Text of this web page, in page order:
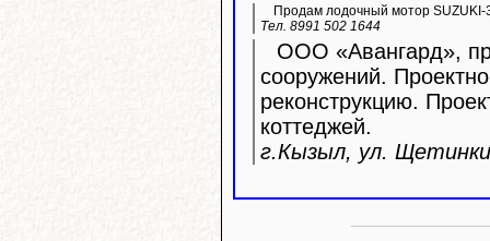
Продам лодочный мотор SUZUKI-
Тел. 8991 502 1644
ООО «Авангард»,
сооружений.
реконструкцию.
коттеджей.
г.Кызыл, ул.